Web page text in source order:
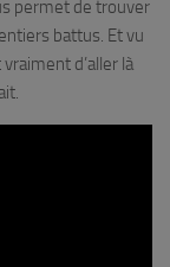
permet de trouver
battus. Et vu
d’aller là